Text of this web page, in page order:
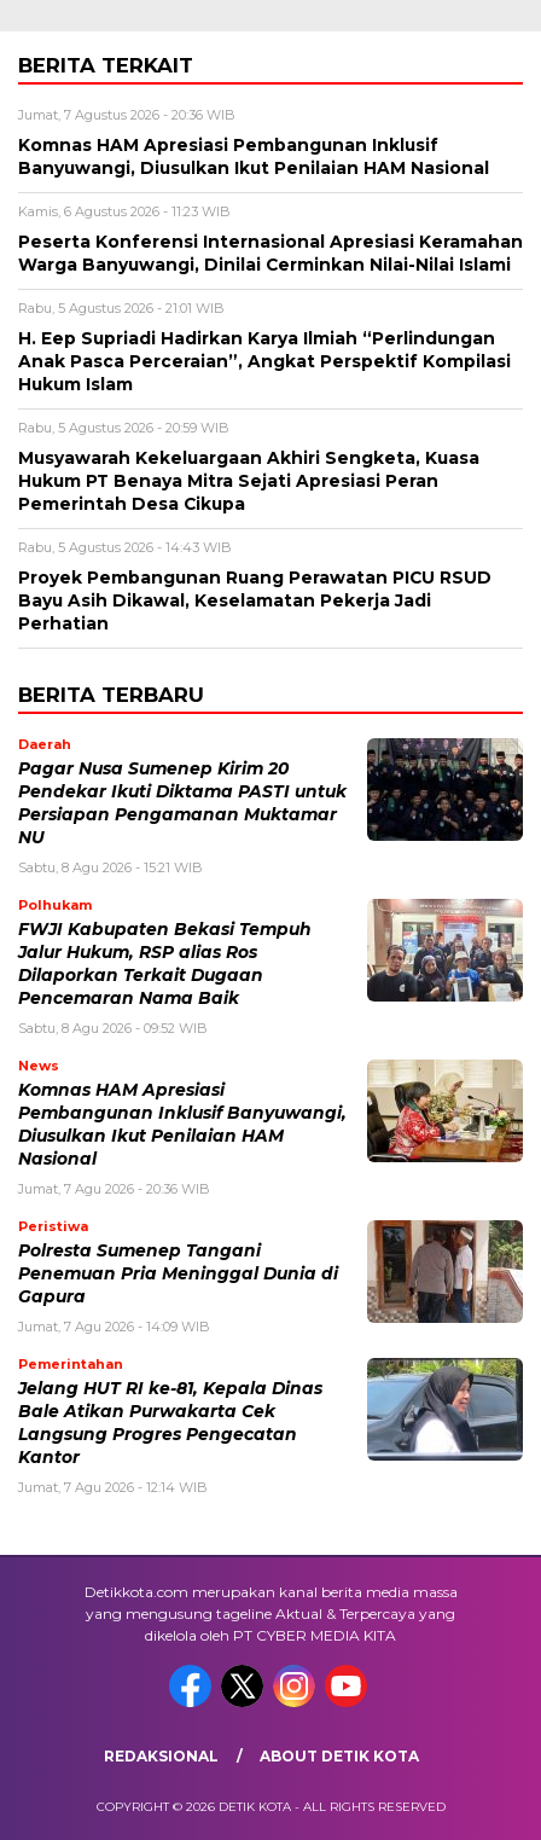
BERITA TERKAIT
Jumat, 7 Agustus 2026 - 20:36 WIB
Komnas HAM Apresiasi Pembangunan Inklusif
Banyuwangi, Diusulkan Ikut Penilaian HAM Nasional
Kamis, 6 Agustus 2026 - 11:23 WIB
Peserta Konferensi Internasional Apresiasi Keramahan
Warga Banyuwangi, Dinilai Cerminkan Nilai-Nilai Islami
Rabu, 5 Agustus 2026 - 21:01 WIB
H. Eep Supriadi Hadirkan Karya Ilmiah “Perlindungan
Anak Pasca Perceraian”, Angkat Perspektif Kompilasi
Hukum Islam
Rabu, 5 Agustus 2026 - 20:59 WIB
Musyawarah Kekeluargaan Akhiri Sengketa, Kuasa
Hukum PT Benaya Mitra Sejati Apresiasi Peran
Pemerintah Desa Cikupa
Rabu, 5 Agustus 2026 - 14:43 WIB
Proyek Pembangunan Ruang Perawatan PICU RSUD
Bayu Asih Dikawal, Keselamatan Pekerja Jadi
Perhatian
BERITA TERBARU
Daerah
Pagar Nusa Sumenep Kirim 20
Pendekar Ikuti Diktama PASTI untuk
Persiapan Pengamanan Muktamar
NU
Sabtu, 8 Agu 2026 - 15:21 WIB
Polhukam
FWJI Kabupaten Bekasi Tempuh
Jalur Hukum, RSP alias Ros
Dilaporkan Terkait Dugaan
Pencemaran Nama Baik
Sabtu, 8 Agu 2026 - 09:52 WIB
News
Komnas HAM Apresiasi
Pembangunan Inklusif Banyuwangi,
Diusulkan Ikut Penilaian HAM
Nasional
Jumat, 7 Agu 2026 - 20:36 WIB
Peristiwa
Polresta Sumenep Tangani
Penemuan Pria Meninggal Dunia di
Gapura
Jumat, 7 Agu 2026 - 14:09 WIB
Pemerintahan
Jelang HUT RI ke-81, Kepala Dinas
Bale Atikan Purwakarta Cek
Langsung Progres Pengecatan
Kantor
Jumat, 7 Agu 2026 - 12:14 WIB
Detikkota.com merupakan kanal berita media massa
yang mengusung tageline Aktual & Terpercaya yang
dikelola oleh PT CYBER MEDIA KITA
REDAKSIONAL ABOUT DETIK KOTA
COPYRIGHT © 2026 DETIK KOTA - ALL RIGHTS RESERVED